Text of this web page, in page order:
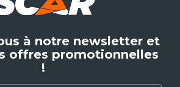
à notre newsletter et
offres promotionnelles
!